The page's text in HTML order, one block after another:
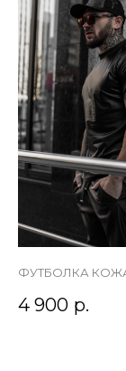
ФУТБОЛКА
4 900 р.